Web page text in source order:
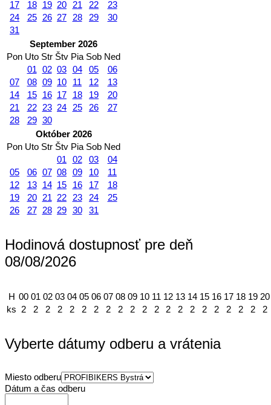
17
18 19 20 21 22
23
24
25 26 27 28 29
30
31
September 2026
Pon Uto Str Štv Pia Sob Ned
01 02 03 04 05
06
07
08 09 10 11 12
13
14
15 16 17 18 19
20
21
22 23 24 25 26
27
28
29 30
Október 2026
Pon Uto Str Štv Pia Sob Ned
01
02 03
04
05
06 07 08 09 10
11
12
13 14 15 16 17
18
19
20 21 22 23 24
25
26
27 28 29 30 31
Hodinová dostupnosť pre deň
08/08/2026
H 00 01 02 03 04 05 06 07 08 09 10 11 12 13 14 15 16 17 18 19 20
ks 2 2 2 2 2 2 2 2 2 2 2 2 2 2 2 2 2 2 2 2 2
Vyberte dátumy odberu a vrátenia
Miesto odberu
Dátum a čas odberu